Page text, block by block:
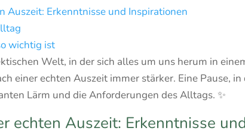
Auszeit: Erkenntnisse und Inspirationen
wichtig ist
Welt, in der sich alles um uns herum in
einer echten Auszeit immer stärker. Eine Pause,
Lärm und die Anforderungen des Alltags. ✨
echten Auszeit: Erkenntnisse